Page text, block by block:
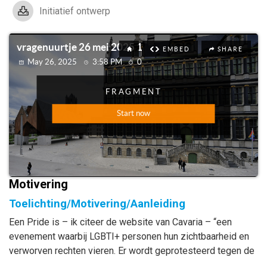
Initiatief ontwerp
Motivering
Toelichting/Motivering/Aanleiding
Een Pride is – ik citeer de website van Cavaria – “een
evenement waarbij LGBTI+ personen hun zichtbaarheid en
verworven rechten vieren. Er wordt geprotesteerd tegen de